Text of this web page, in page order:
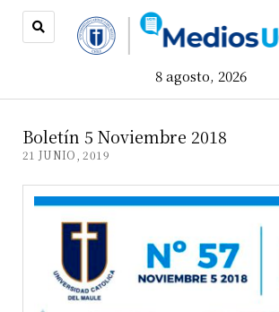
8 agosto, 2026
Boletín 5 Noviembre 2018
21 JUNIO, 2019